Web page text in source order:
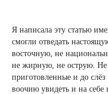
Я написала эту статью
смогли отведать
восточную, не
не жирную, не острую. Не
приготовленные и до
воочию увидеть и на себе